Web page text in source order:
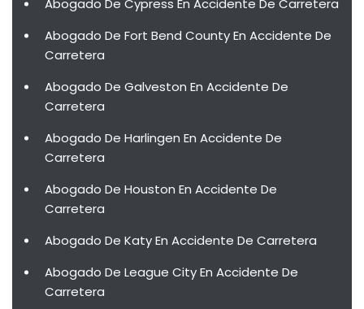
Abogado De Cypress En Accidente De Carretera
Abogado De Fort Bend County En Accidente De
Carretera
Abogado De Galveston En Accidente De
Carretera
Abogado De Harlingen En Accidente De
Carretera
Abogado De Houston En Accidente De
Carretera
Abogado De Katy En Accidente De Carretera
Abogado De League City En Accidente De
Carretera